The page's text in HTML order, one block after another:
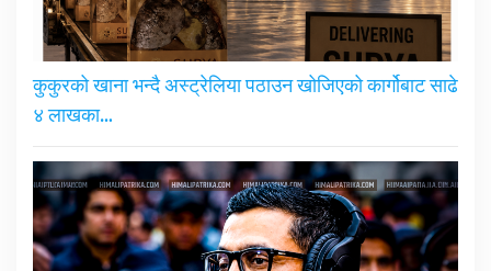
कुकुरको खाना भन्दै अस्ट्रेलिया पठाउन खोजिएको कार्गोबाट साढे
४ लाखका…